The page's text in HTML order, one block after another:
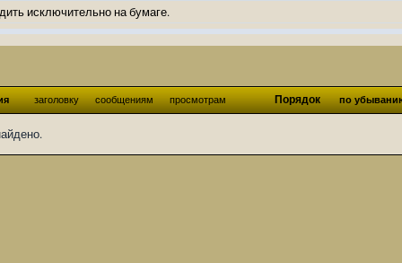
исключительно на бумаге.
и Ангелы из Ада были и будут только на бумаге.
Ангелов из Ада, а в электронном варианте нету вариантов?
какие, подскажите пожалуйста?)
аболетов на бусти:
заголовку сообщениям просмотрам Порядок по